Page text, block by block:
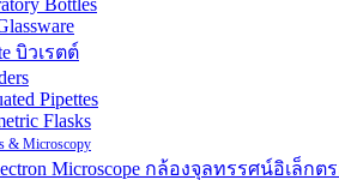
Bottles
บิวเรตต์
Pipettes
Flasks
& Microscopy
Microscope กล้องจุลทรรศน์อิเล็ก